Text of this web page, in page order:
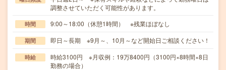
調整させていただく可能性があります。
時間 9:00～18:00（休憩1時間） ※残業ほぼなし
期間 即日～長期 ※9月～、10月～など開始日ご相談ください！
時給
時給3100円 ※月収例：19万8400円（3100円×8時間×8日
勤務の場合）